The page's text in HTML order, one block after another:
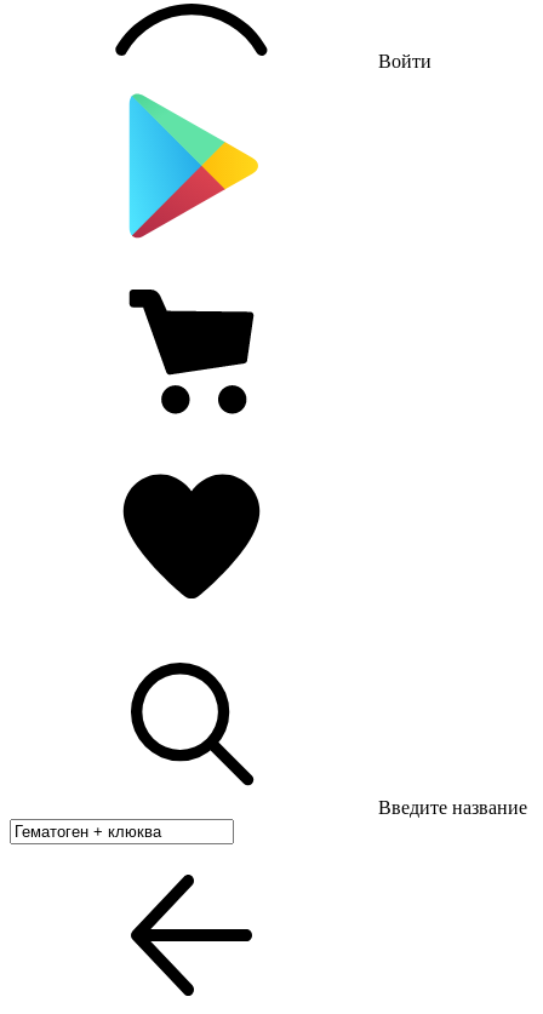
Войти
Введите название